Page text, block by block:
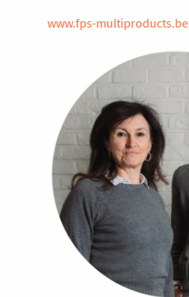
www.fps-multiproducts.be